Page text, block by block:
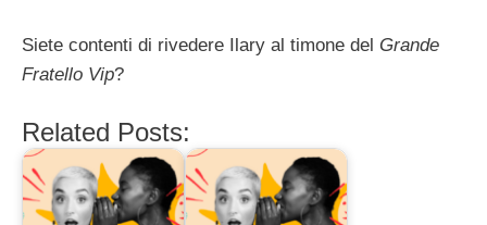
Siete contenti di rivedere Ilary al timone del Grande
Fratello Vip?
Related Posts: